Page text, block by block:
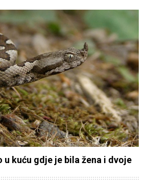
u kuću gdje je bila žena i dvoje